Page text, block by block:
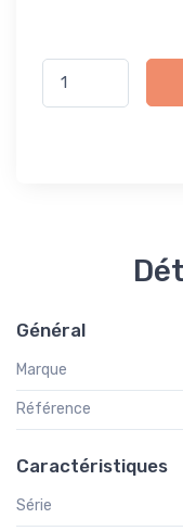
Général
Marque
Référence
Caractéristiques
Série